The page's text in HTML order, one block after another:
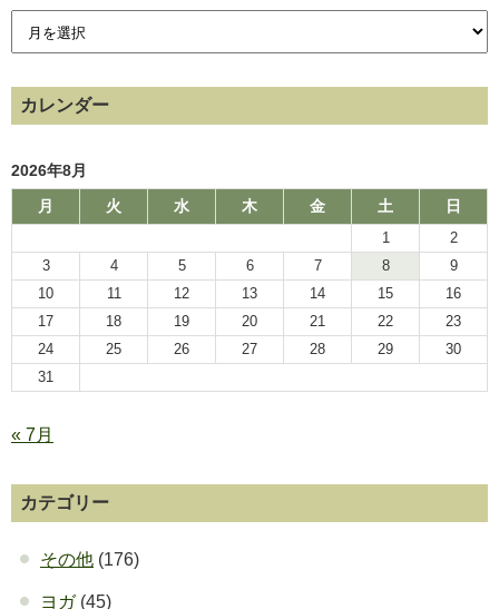
カレンダー
2026年8月
月
火 水 木 金 土 日
1
2
3
4 5 6 7 8
9
10
11 12 13 14 15
16
17
18 19 20 21 22
23
24
25 26 27 28 29
30
31
« 7月
カテゴリー
その他 (176)
ヨガ(45)